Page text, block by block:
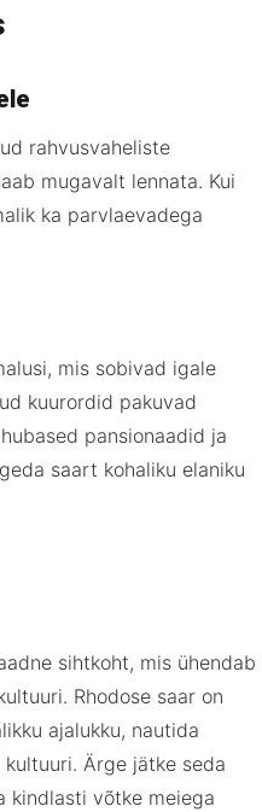
rahvusvaheliste
mugavalt lennata. Kui
ka parvlaevadega
mis sobivad igale
kuurordid pakuvad
pansionaadid ja
saart kohaliku elaniku
sihtkoht, mis ühendab
Rhodose saar on
ajalukku, nautida
Ärge jätke seda
kindlasti võtke meiega